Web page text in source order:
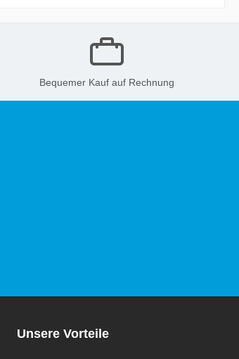
Bequemer Kauf auf Rechnung
Unsere Vorteile